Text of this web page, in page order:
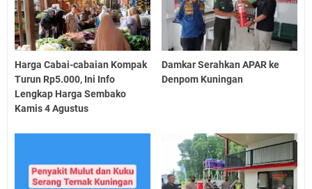
Harga Cabai-cabaian Kompak
Turun Rp5.000, Ini Info
Lengkap Harga Sembako
Kamis 4 Agustus
Damkar Serahkan APAR ke
Denpom Kuningan